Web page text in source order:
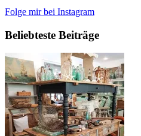
Folge mir bei Instagram
Beliebteste Beiträge